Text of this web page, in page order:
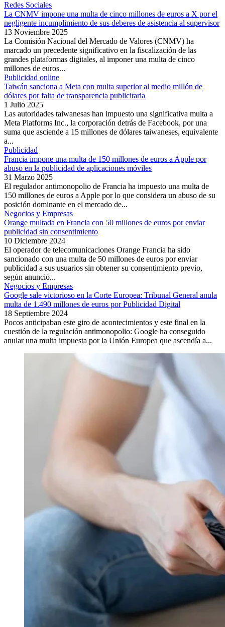
Redes Sociales
La CNMV impone una multa de cinco millones de euros a X por el
negligente incumplimiento de sus deberes de asistencia al supervisor
13 Noviembre 2025
La Comisión Nacional del Mercado de Valores (CNMV) ha
marcado un precedente significativo en la fiscalización de las
grandes plataformas digitales, al imponer una multa de cinco
millones de euros...
Publicidad online
Taiwán sanciona a Meta con multa superior al medio millón de
dólares por falta de transparencia publicitaria
1 Julio 2025
Las autoridades taiwanesas han impuesto una significativa multa a
Meta Platforms Inc., la corporación detrás de Facebook, por una
suma que asciende a 15 millones de dólares taiwaneses, equivalente
a...
Publicidad
Francia impone una multa de 150 millones de euros a Apple por
abuso en la publicidad de aplicaciones móviles
31 Marzo 2025
El regulador antimonopolio de Francia ha impuesto una multa de
150 millones de euros a Apple por lo que considera un abuso de su
posición dominante en el mercado de...
Negocios y Empresas
Orange multada en Francia con 50 millones de euros por enviar
publicidad sin consentimiento
10 Diciembre 2024
El operador de telecomunicaciones Orange Francia ha sido
sancionado con una multa de 50 millones de euros por enviar
publicidad a sus usuarios sin obtener su consentimiento previo,
según anunció...
Negocios y Empresas
Google sale victorioso en la Corte Europea: Tribunal General anula
multa de 1.490 millones de euros por Publicidad Digital
18 Septiembre 2024
Pocos anticipaban este giro de acontecimientos y este final en la
cuestión de la regulación antimonopolio: Google ha conseguido
anular una multa impuesta por la Unión Europea que ascendía a...